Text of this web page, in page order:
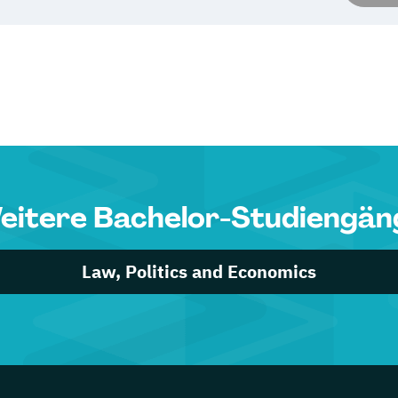
Bachelor-
Law, Politics and Economics